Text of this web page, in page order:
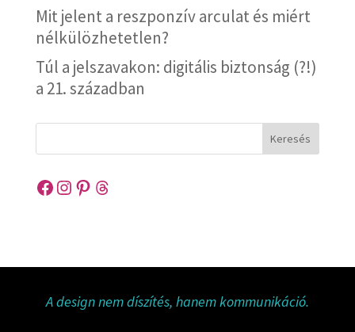
Mit jelent a reszponzív arculat és miért
nélkülözhetetlen?
Túl a jelszavakon: digitális biztonság (?!)
a 21. században
Keresés
Facebook
Instagram
Pinterest
Threads
A design nem díszítés, hanem kommunikáció.